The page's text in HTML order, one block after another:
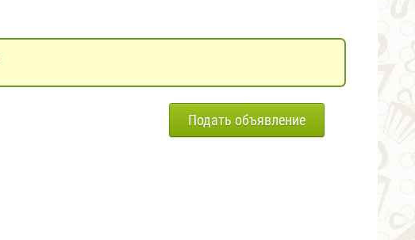
Подать объявление